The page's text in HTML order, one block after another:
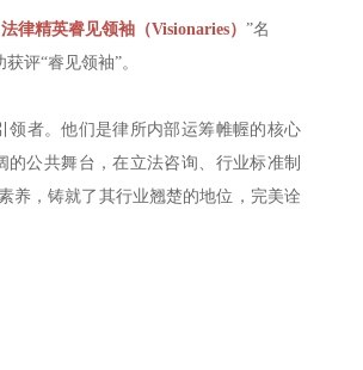
律精英睿见领袖 （Visionaries） ”名
评“睿见领袖”。
者。他们是律所内部运筹帷幄的核心
公共舞台，在立法咨询、行业标准制
养，铸就了其行业翘楚的地位，完美诠